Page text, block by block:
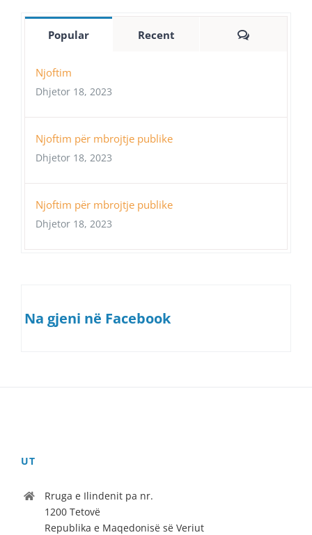
Popular Recent Comments
Njoftim
Dhjetor 18, 2023
Njoftim për mbrojtje publike
Dhjetor 18, 2023
Njoftim për mbrojtje publike
Dhjetor 18, 2023
Na gjeni në Facebook
UT
Rruga e Ilindenit pa nr.
1200 Tetovë
Republika e Maqedonisë së Veriut